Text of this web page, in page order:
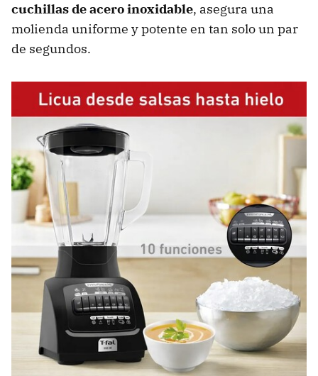
cuchillas de acero inoxidable, asegura una
molienda uniforme y potente en tan solo un par
de segundos.